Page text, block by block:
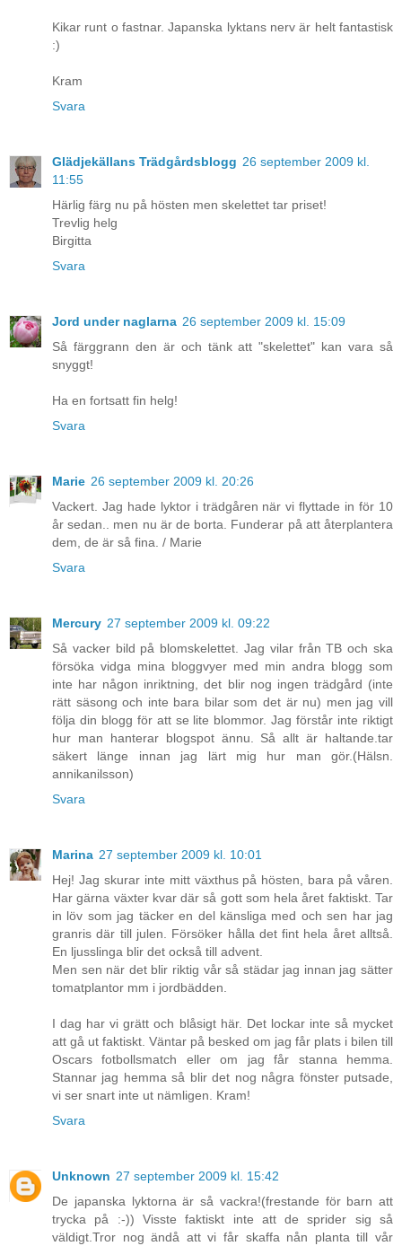
Kikar runt o fastnar. Japanska lyktans nerv är helt fantastisk
:)
Kram
Svara
Glädjekällans Trädgårdsblogg 26 september 2009 kl.
11:55
Härlig färg nu på hösten men skelettet tar priset!
Trevlig helg
Birgitta
Svara
Jord under naglarna 26 september 2009 kl. 15:09
Så färggrann den är och tänk att "skelettet" kan vara så
snyggt!
Ha en fortsatt fin helg!
Svara
Marie 26 september 2009 kl. 20:26
Vackert. Jag hade lyktor i trädgåren när vi flyttade in för 10
år sedan.. men nu är de borta. Funderar på att återplantera
dem, de är så fina. / Marie
Svara
Mercury 27 september 2009 kl. 09:22
Så vacker bild på blomskelettet. Jag vilar från TB och ska
försöka vidga mina bloggvyer med min andra blogg som
inte har någon inriktning, det blir nog ingen trädgård (inte
rätt säsong och inte bara bilar som det är nu) men jag vill
följa din blogg för att se lite blommor. Jag förstår inte riktigt
hur man hanterar blogspot ännu. Så allt är haltande.tar
säkert länge innan jag lärt mig hur man gör.(Hälsn.
annikanilsson)
Svara
Marina 27 september 2009 kl. 10:01
Hej! Jag skurar inte mitt växthus på hösten, bara på våren.
Har gärna växter kvar där så gott som hela året faktiskt. Tar
in löv som jag täcker en del känsliga med och sen har jag
granris där till julen. Försöker hålla det fint hela året alltså.
En ljusslinga blir det också till advent.
Men sen när det blir riktig vår så städar jag innan jag sätter
tomatplantor mm i jordbädden.
I dag har vi grätt och blåsigt här. Det lockar inte så mycket
att gå ut faktiskt. Väntar på besked om jag får plats i bilen till
Oscars fotbollsmatch eller om jag får stanna hemma.
Stannar jag hemma så blir det nog några fönster putsade,
vi ser snart inte ut nämligen. Kram!
Svara
Unknown 27 september 2009 kl. 15:42
De japanska lyktorna är så vackra!(frestande för barn att
trycka på :-)) Visste faktiskt inte att de sprider sig så
väldigt.Tror nog ändå att vi får skaffa nån planta till vår